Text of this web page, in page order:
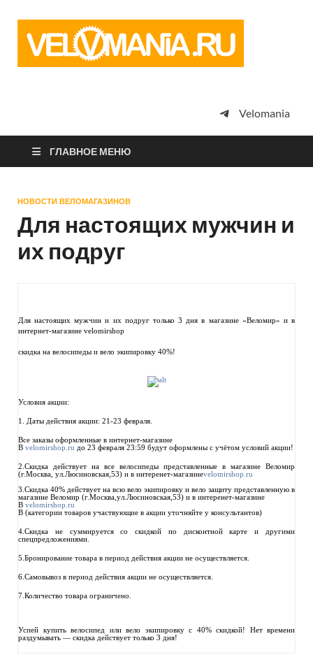
просто
Velomania
ГЛАВНОЕ МЕНЮ
НОВОСТИ ВЕЛОМАГАЗИНОВ
Для настоящих мужчин и
их подруг
Для настоящих мужчин и их подруг только 3 дня в магазине «Веломир» и в
интернет-магазине velomirshop
скидка на велосипеды и вело экипировку 40%!
Условия акции:
1. Даты действия акции: 21-23 февраля.
Все заказы оформленные в интернет-магазине
В velomirshop.ru до 23 февраля 23:59 будут оформлены с учётом условий акции!
2.Скидка действует на все велосипеды представленные в магазине Веломир
(г.Москва, ул.Люсиновская,53) и в интеренет-магазинеvelomirshop.ru
3.Скидка 40% действует на всю вело экипировку и вело защиту представленную в
магазине Веломир (г.Москва,ул.Люсиновская,53) и в интеренет-магазине
В velomirshop.ru
В (категории товаров участвующие в акции уточняйте у консультантов)
4.Скидка не суммируется со скидкой по дисконтной карте и другими
спецпредложениями.
5.Бронирование товара в период действия акции не осуществляется.
6.Самовывоз в период действия акции не осуществляется.
7.Количество товара ограничено.
Успей купить велосипед или вело экипировку с 40% скидкой! Нет времени
раздумывать — скидка действует только 3 дня!